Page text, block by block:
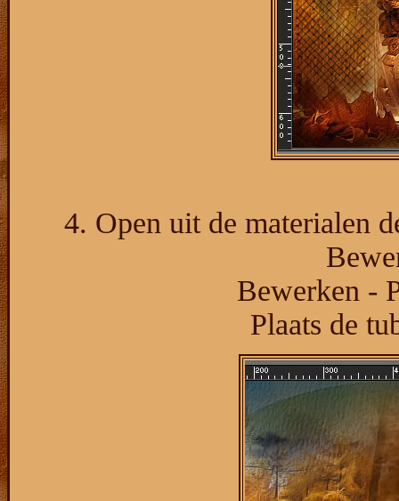
4. Open uit de materialen
Bewerken -
Plaats de